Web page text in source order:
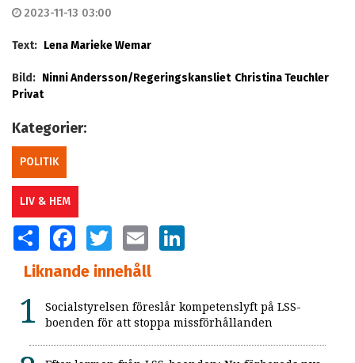
2023-11-13 03:00
Text: Lena Marieke Wemar
Bild: Ninni Andersson/Regeringskansliet Christina Teuchler
Privat
Kategorier:
POLITIK
LIV & HEM
SHARE FACEBOOKTWITTER EMAIL
Liknande innehåll
Socialstyrelsen föreslår kompetenslyft på LSS-
boenden för att stoppa missförhållanden